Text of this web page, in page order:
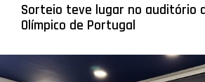
Sorteio teve lugar no auditório
Olímpico de Portugal